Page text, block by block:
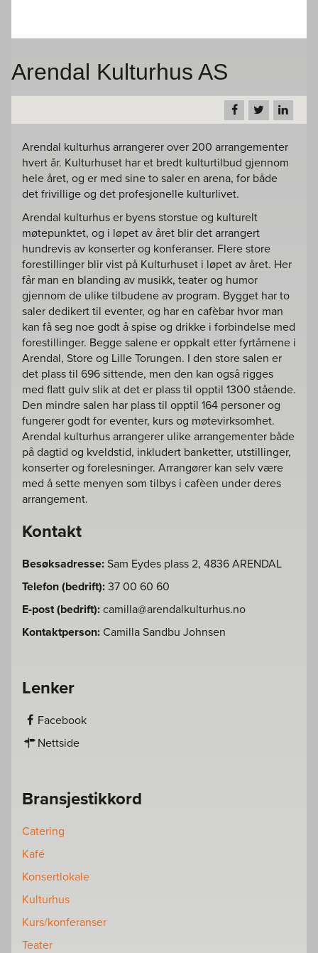
Arendal Kulturhus AS
Arendal kulturhus arrangerer over 200 arrangementer
hvert år. Kulturhuset har et bredt kulturtilbud gjennom
hele året, og er med sine to saler en arena, for både
det frivillige og det profesjonelle kulturlivet.
Arendal kulturhus er byens storstue og kulturelt
møtepunktet, og i løpet av året blir det arrangert
hundrevis av konserter og konferanser. Flere store
forestillinger blir vist på Kulturhuset i løpet av året. Her
får man en blanding av musikk, teater og humor
gjennom de ulike tilbudene av program. Bygget har to
saler dedikert til eventer, og har en cafèbar hvor man
kan få seg noe godt å spise og drikke i forbindelse med
forestillinger. Begge salene er oppkalt etter fyrtårnene i
Arendal, Store og Lille Torungen. I den store salen er
det plass til 696 sittende, men den kan også rigges
med flatt gulv slik at det er plass til opptil 1300 stående.
Den mindre salen har plass til opptil 164 personer og
fungerer godt for eventer, kurs og møtevirksomhet.
Arendal kulturhus arrangerer ulike arrangementer både
på dagtid og kveldstid, inkludert banketter, utstillinger,
konserter og forelesninger. Arrangører kan selv være
med å sette menyen som tilbys i cafèen under deres
arrangement.
Kontakt
Besøksadresse: Sam Eydes plass 2, 4836 ARENDAL
Telefon (bedrift): 37 00 60 60
E-post (bedrift): camilla@arendalkulturhus.no
Kontaktperson: Camilla Sandbu Johnsen
Lenker
Facebook
Nettside
Bransjestikkord
Catering
Kafé
Konsertlokale
Kulturhus
Kurs/konferanser
Teater